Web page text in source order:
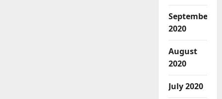
September
2020
August
2020
July 2020